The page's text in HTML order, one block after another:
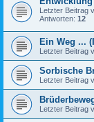
Letzter Beitrag
Antworten: 12
Ein Weg ...
Letzter Beitrag
Sorbische
Letzter Beitrag
Letzter Beitrag